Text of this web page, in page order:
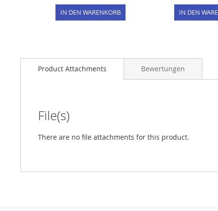
IN DEN WARENKORB IN DEN
Product Attachments
File(s)
There are no file attachments for this product.
Bewertungen